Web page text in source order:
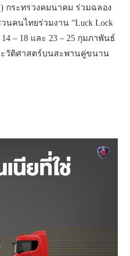
กระทรวงคมนาคม ร่วมฉลอง
นคนไทยร่วมงาน “Luck Lock
– 18 และ 23 – 25 กุมภาพันธ์
ะวัติศาสตร์บนสะพานคู่ขนาน